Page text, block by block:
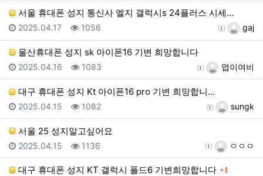
서울 휴대폰 성지 통신사 엘지 갤럭시s 24플러스 시세…
등록자 gaj
등록일
2025.04.17 조회
1056
울산휴대폰 성지 sk 아이폰16 기변 희망합니다
등록자 엽이여비
등록일
2025.04.16 조회
1083
대구 휴대폰 성지 Kt 아이폰16 pro 기변 희망합니…
등록자 sungk
등록일
2025.04.15 조회
1082
서울 25 성지알고싶어요
등록자 ㅇㅇㅇ
등록일
2025.04.15 조회
1136
대구 휴대폰 성지 KT 갤럭시 폴드6 기변희망합니다 댓글
1